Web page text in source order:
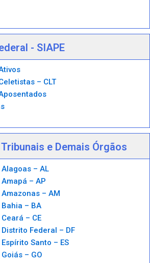
- SIAPE
– CLT
e Demais Órgãos
– AL
– AP
– AM
– BA
– CE
Federal – DF
Santo – ES
– GO